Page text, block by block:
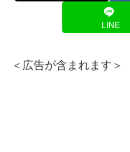
LINE
＜広告が含まれます＞